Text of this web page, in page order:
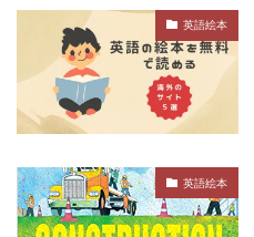
英語絵本
英語絵本